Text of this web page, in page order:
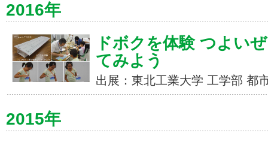
2016年
ドボクを体験 つよい
てみよう
出展：東北工業大学 工学部 都
2015年